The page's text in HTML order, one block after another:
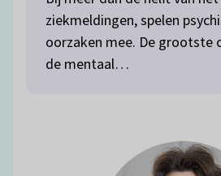
ziekmeldingen, spelen
oorzaken mee. De grootste
de mentaal…